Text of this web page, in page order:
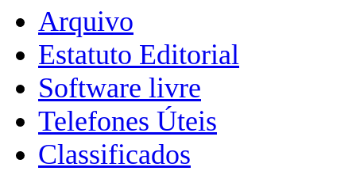
Arquivo
Estatuto Editorial
Software livre
Telefones Úteis
Classificados